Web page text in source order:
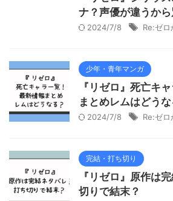
ナ？声優が違うか
2024/7/8 Re:ゼ
少年・青年マンガ
『リゼロ』死亡キ
まとめレムはどう
2024/7/8 Re:ゼ
完結・打ち切り
『リゼロ』原作は
切りで結末？